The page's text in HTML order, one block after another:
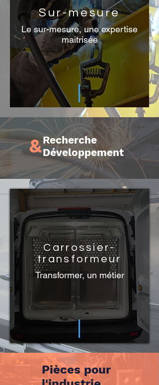
Sur-mesure
Le sur-mesure, une expertise
maitrisée
&Recherche
Développement
Carrossier-
transformeur
Transformer, un métier
Pièces pour